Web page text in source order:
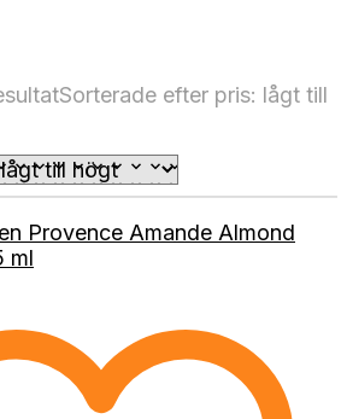
Sorterade efter pris: lågt till